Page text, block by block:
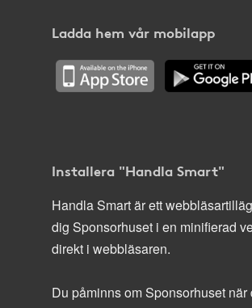
Ladda hem vår mobilapp
Installera "Handla Smart"
Handla Smart är ett
dig Sponsorhuset i en minifierad
direkt i webbläsaren.
Du påminns om Sponsorhuset när